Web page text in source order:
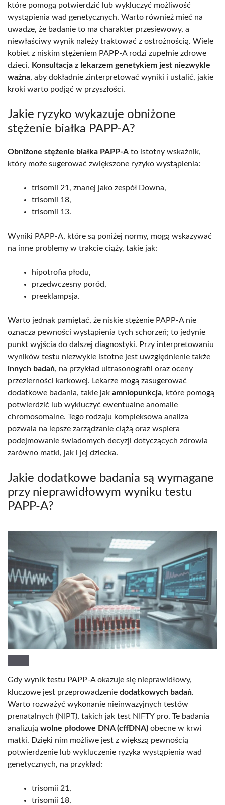
które pomogą potwierdzić lub wykluczyć możliwość
wystąpienia wad genetycznych. Warto również mieć na
uwadze, że badanie to ma charakter przesiewowy, a
niewłaściwy wynik należy traktować z ostrożnością. Wiele
kobiet z niskim stężeniem PAPP-A rodzi zupełnie zdrowe
dzieci. Konsultacja z lekarzem genetykiem jest niezwykle
ważna, aby dokładnie zinterpretować wyniki i ustalić, jakie
kroki warto podjąć w przyszłości.
Jakie ryzyko wykazuje obniżone
stężenie białka PAPP-A?
Obniżone stężenie białka PAPP-A to istotny wskaźnik,
który może sugerować zwiększone ryzyko wystąpienia:
trisomii 21, znanej jako zespół Downa,
trisomii 18,
trisomii 13.
Wyniki PAPP-A, które są poniżej normy, mogą wskazywać
na inne problemy w trakcie ciąży, takie jak:
hipotrofia płodu,
przedwczesny poród,
preeklampsja.
Warto jednak pamiętać, że niskie stężenie PAPP-A nie
oznacza pewności wystąpienia tych schorzeń; to jedynie
punkt wyjścia do dalszej diagnostyki. Przy interpretowaniu
wyników testu niezwykle istotne jest uwzględnienie także
innych badań, na przykład ultrasonografii oraz oceny
przezierności karkowej. Lekarze mogą zasugerować
dodatkowe badania, takie jak amniopunkcja, które pomogą
potwierdzić lub wykluczyć ewentualne anomalie
chromosomalne. Tego rodzaju kompleksowa analiza
pozwala na lepsze zarządzanie ciążą oraz wspiera
podejmowanie świadomych decyzji dotyczących zdrowia
zarówno matki, jak i jej dziecka.
Jakie dodatkowe badania są wymagane
przy nieprawidłowym wyniku testu
PAPP-A?
Gdy wynik testu PAPP-A okazuje się nieprawidłowy,
kluczowe jest przeprowadzenie dodatkowych badań.
Warto rozważyć wykonanie nieinwazyjnych testów
prenatalnych (NIPT), takich jak test NIFTY pro. Te badania
analizują wolne płodowe DNA (cffDNA) obecne w krwi
matki. Dzięki nim możliwe jest z większą pewnością
potwierdzenie lub wykluczenie ryzyka wystąpienia wad
genetycznych, na przykład:
trisomii 21,
trisomii 18,